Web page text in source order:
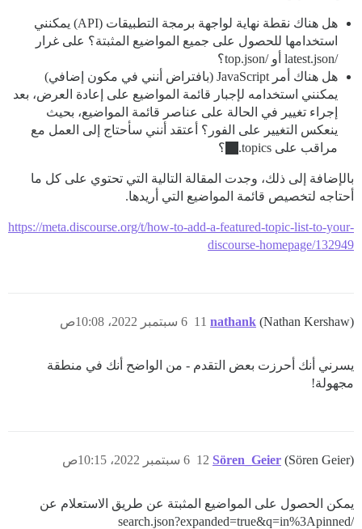
هل هناك نقطة نهاية لواجهة برمجة التطبيقات (API) يمكنني
استخدامها للحصول على جميع المواضيع المثبتة؟ على غرار
/latest.json أو /top.json؟
هل هناك أمر JavaScript (بافتراض أنني في مكون إضافي)
يمكنني استخدامه لإجبار قائمة المواضيع على إعادة العرض، بعد
إجراء تغيير في الحالة على عناصر قائمة المواضيع، بحيث
ينعكس التغيير على الفور؟ أعتقد أنني سأحتاج إلى العمل مع
مراقب على topics.
؟
بالإضافة إلى ذلك، وجدت المقالة التالية التي تحتوي على كل ما
أحتاجه لتخصيص قائمة المواضيع التي أريدها.
https://meta.discourse.org/t/how-to-add-a-featured-topic-list-to-your-
discourse-homepage/132949
nathank (Nathan Kershaw) 6 سبتمبر 2022، 10:08ص 11
يسرني أنك أحرزت بعض التقدم - من الواضح أنك في منطقة
مجهولة!
Sören_Geier (Sören Geier) 6 سبتمبر 2022، 10:15ص 12
يمكن الحصول على المواضيع المثبتة عن طريق الاستعلام عن
/search.json?expanded=true&q=in%3Apinned